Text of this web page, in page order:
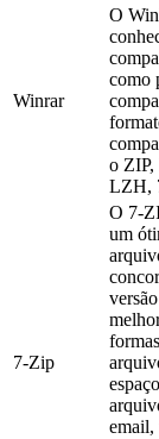
Winrar
O
como
o
LZH,
7-Zip
O 7-
um
email,